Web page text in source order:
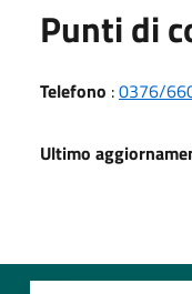
Punti di
Telefono :0376/
Ultimo